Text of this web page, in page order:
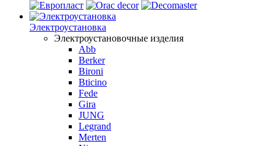
Электроустановка
Электроустановочные изделия
Abb
Berker
Bironi
Bticino
Fede
Gira
JUNG
Legrand
Merten